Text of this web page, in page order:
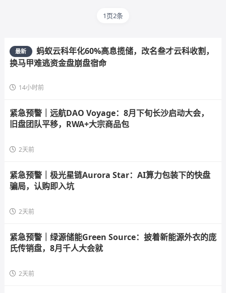
1页2条
最新
蚂蚁云科年化60%高息揽储，改名叁才云科收割，
换马甲难逃资金盘崩盘宿命
14小时前
紧急预警｜远航DAO Voyage：8月下旬长沙启动大会，
旧盘团队平移，RWA+大宗商品包
2天前
紧急预警｜极光星链Aurora Star：AI算力包装下的快盘
骗局，认购即入坑
2天前
紧急预警｜绿源储能Green Source：披着新能源外衣的庞
氏传销盘，8月千人大会就
2天前